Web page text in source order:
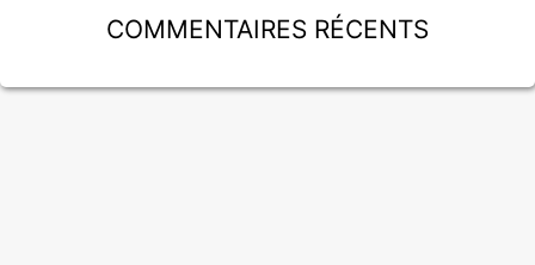
Commentaires récents